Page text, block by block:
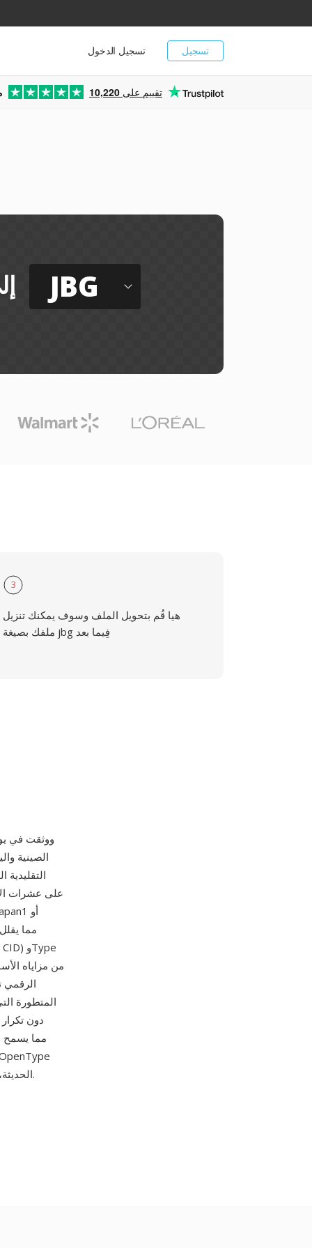
تسجيل تسجيل الدخول
10,220 تقييم على
JBG
3
هيا قُم بتحويل الملف وسوف يمكنك تنزيل
ملفك بصيغة jbg فِيما بعد
وسير عمل PDF الحديثة، وتبقى فاعلة في أنظمة الإنتاج الطباعي ومعالجة المستندات حول العالم.